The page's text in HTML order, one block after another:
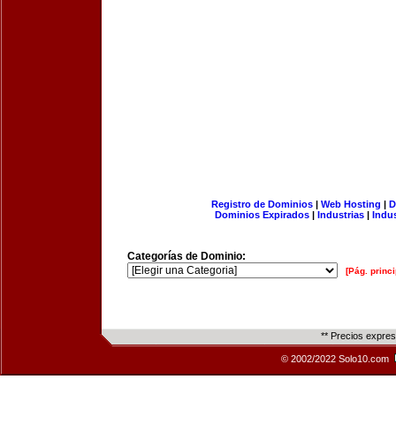
Registro de Dominios| Web Hosting |
Dominios Expirados | Industrias |
Categorías de Dominio:
[Pág.
** Precios
© 2002/2022 Solo10.com